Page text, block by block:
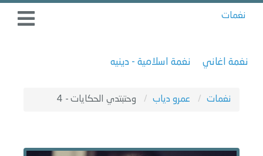
نغمات
نغمة اغاني نغمة اسلامية - دينيه
نغمات عمرو دياب وحتبتدي الحكايات - 4